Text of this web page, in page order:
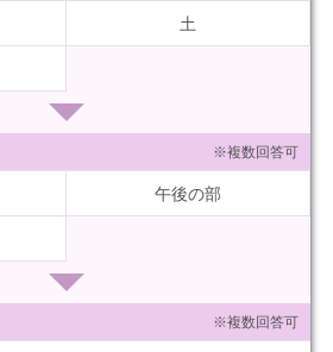
土
※複数回答可
午後の部
※複数回答可